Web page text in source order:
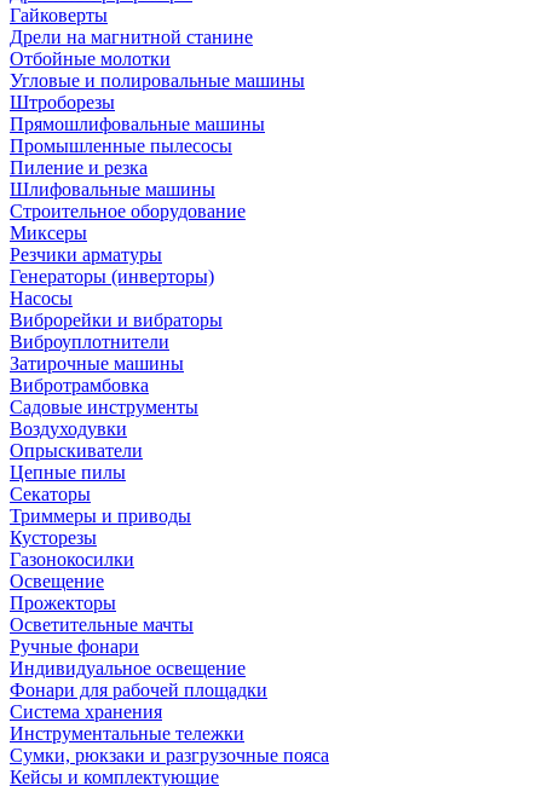
Гайковерты
Дрели на магнитной станине
Отбойные молотки
Угловые и полировальные машины
Штроборезы
Прямошлифовальные машины
Промышленные пылесосы
Пиление и резка
Шлифовальные машины
Строительное оборудование
Миксеры
Резчики арматуры
Генераторы (инверторы)
Насосы
Виброрейки и вибраторы
Виброуплотнители
Затирочные машины
Вибротрамбовка
Садовые инструменты
Воздуходувки
Опрыскиватели
Цепные пилы
Секаторы
Триммеры и приводы
Кусторезы
Газонокосилки
Освещение
Прожекторы
Осветительные мачты
Ручные фонари
Индивидуальное освещение
Фонари для рабочей площадки
Система хранения
Инструментальные тележки
Сумки, рюкзаки и разгрузочные пояса
Кейсы и комплектующие